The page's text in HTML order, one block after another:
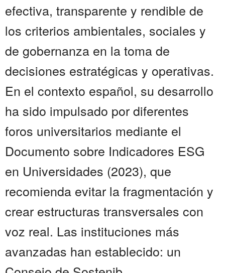
efectiva, transparente y rendible de
los criterios ambientales, sociales y
de gobernanza en la toma de
decisiones estratégicas y operativas.
En el contexto español, su desarrollo
ha sido impulsado por diferentes
foros universitarios mediante el
Documento sobre Indicadores ESG
en Universidades (2023), que
recomienda evitar la fragmentación y
crear estructuras transversales con
voz real. Las instituciones más
avanzadas han establecido: un